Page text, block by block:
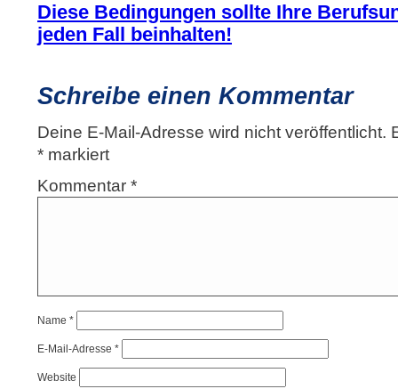
Diese Bedingungen sollte Ihre
jeden Fall beinhalten!
Schreibe einen Kommentar
Deine E-Mail-Adresse wird nicht veröffentlicht.
* markiert
Kommentar *
Name *
E-Mail-Adresse *
Website